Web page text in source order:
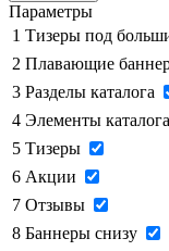
Параметры
1 Тизеры под
2 Плавающие
3 Разделы каталога
4 Элементы каталога
5 Тизеры
6 Акции
7 Отзывы
8 Баннеры снизу